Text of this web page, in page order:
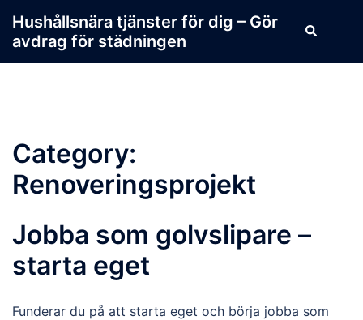
content
Hushållsnära tjänster för dig – Gör
avdrag för städningen
Search
Category:
Renoveringsprojekt
Jobba som golvslipare –
starta eget
Funderar du på att starta eget och börja jobba som